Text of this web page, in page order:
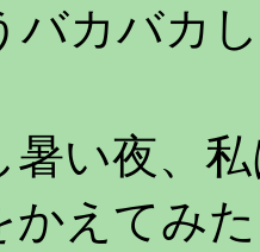
バカバカ
い夜、
かえてみ